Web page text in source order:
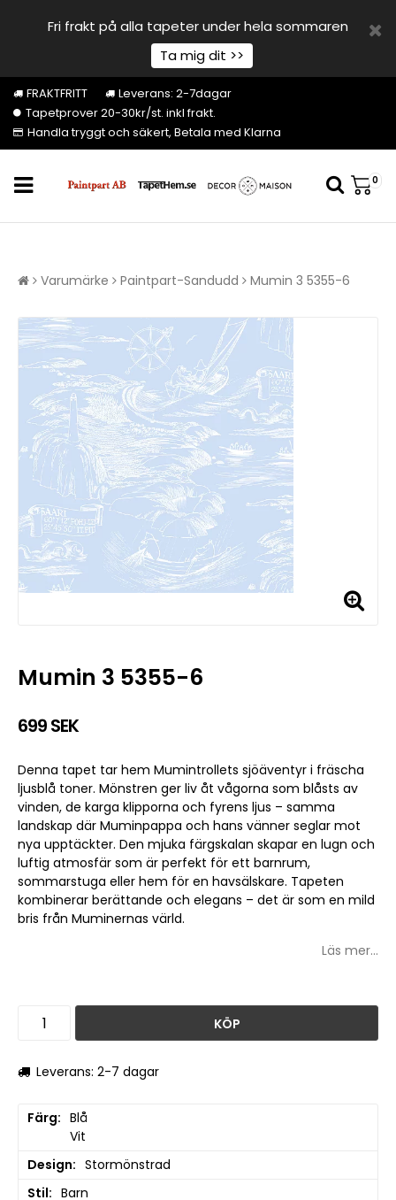
Fri frakt på alla tapeter under hela sommaren
Ta mig dit >>
FRAKTFRITT
Leverans: 2-7dagar
Tapetprover 20-30kr/st. inkl frakt.
Handla tryggt och säkert, Betala med Klarna
0
Varumärke Paintpart-Sandudd Mumin 3 5355-6
Mumin 3 5355-6
699 SEK
Denna tapet tar hem Mumintrollets sjöäventyr i fräscha
ljusblå toner. Mönstren ger liv åt vågorna som blåsts av
vinden, de karga klipporna och fyrens ljus – samma
landskap där Muminpappa och hans vänner seglar mot
nya upptäckter. Den mjuka färgskalan skapar en lugn och
luftig atmosfär som är perfekt för ett barnrum,
sommarstuga eller hem för en havsälskare. Tapeten
kombinerar berättande och elegans – det är som en mild
bris från Muminernas värld.
Läs mer...
KÖP
Leverans: 2-7 dagar
Färg
Blå
Vit
Design
Stormönstrad
Stil
Barn